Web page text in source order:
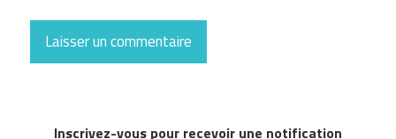
Inscrivez-vous pour recevoir une notification